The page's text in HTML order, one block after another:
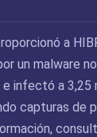
a
un malware
infectó a 3,25
capturas de